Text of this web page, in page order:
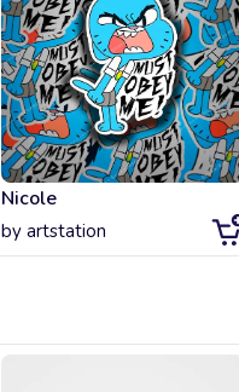
Nicole
by artstation